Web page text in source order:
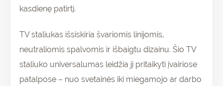
kasdienę patirtį.
TV staliukas išsiskiria švariomis linijomis,
neutraliomis spalvomis ir išbaigtu dizainu. Šio TV
staliuko universalumas leidžia jį pritaikyti įvairiose
patalpose – nuo svetainės iki miegamojo ar darbo